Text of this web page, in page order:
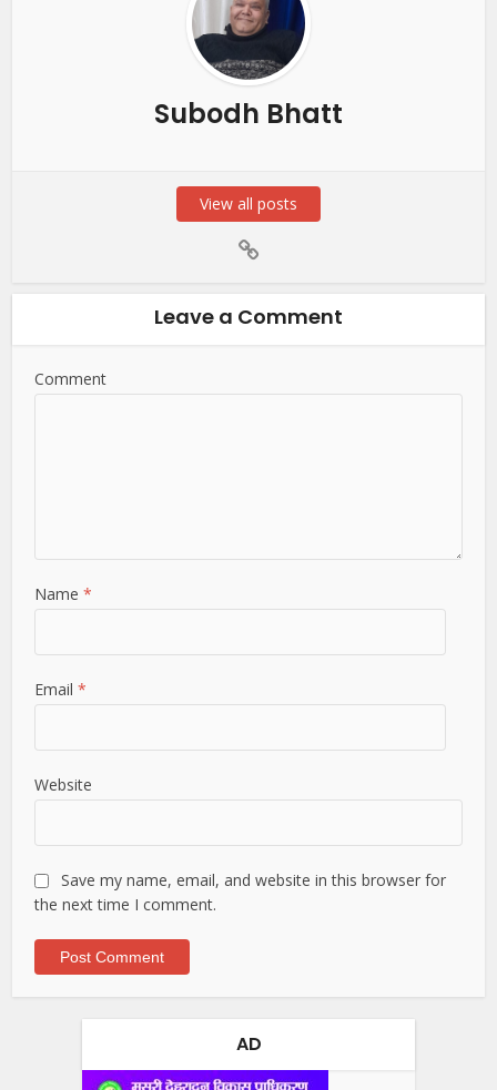
Subodh Bhatt
View all posts
Leave a Comment
Comment
Name*
Email*
Website
Save my name, email, and website in this browser for
the next time I comment.
AD